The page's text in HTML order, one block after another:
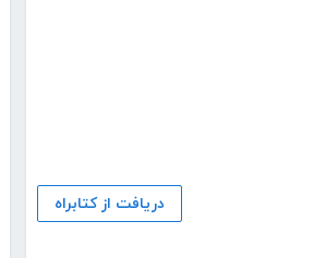
دریافت از کتابراه